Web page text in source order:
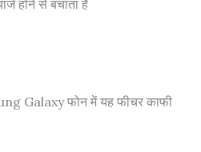
होने से बचाता है
Galaxy फोन में यह फीचर काफी